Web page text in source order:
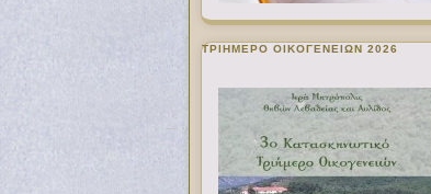
ΤΡΙΗΜΕΡΟ ΟΙΚΟΓΕΝΕΙΩΝ 2026